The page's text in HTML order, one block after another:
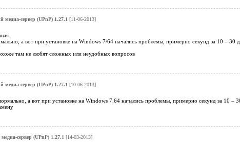
медиа-сервер (UPnP) 1.27.1 [11-06-2013]
а вот при установке на Windows 7/64 начались проблемы, примерно секунд за 10 – 30
там не любят сложных или неудобных вопросов
медиа-сервер (UPnP) 1.27.1 [10-06-2013]
а вот при установке на Windows 7.64 начались проблемы, примерно секунд за 10 –
сервер (UPnP) 1.27.1 [14-03-2013]